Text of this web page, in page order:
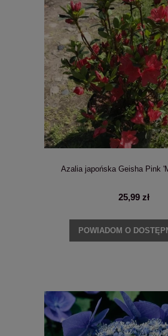
Azalia japońska Geisha Pink
25,99 zł
POWIADOM O